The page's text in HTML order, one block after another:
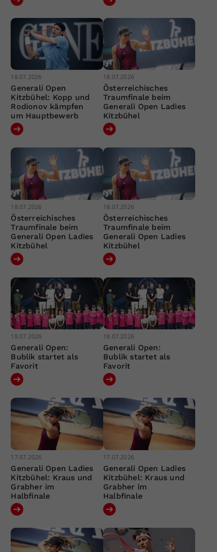
18.07.2026
Generali Open
Kitzbühel: Kopp und
Rodionov kämpfen
um Hauptbewerb
18.07.2026
Österreichisches
Traumfinale beim
Generali Open Ladies
Kitzbühel
18.07.2026
Österreichisches
Traumfinale beim
Generali Open Ladies
Kitzbühel
18.07.2026
Österreichisches
Traumfinale beim
Generali Open Ladies
Kitzbühel
18.07.2026
Generali Open:
Bublik startet als
Favorit
18.07.2026
Generali Open:
Bublik startet als
Favorit
17.07.2026
Generali Open Ladies
Kitzbühel: Kraus und
Grabher im
Halbfinale
17.07.2026
Generali Open Ladies
Kitzbühel: Kraus und
Grabher im
Halbfinale